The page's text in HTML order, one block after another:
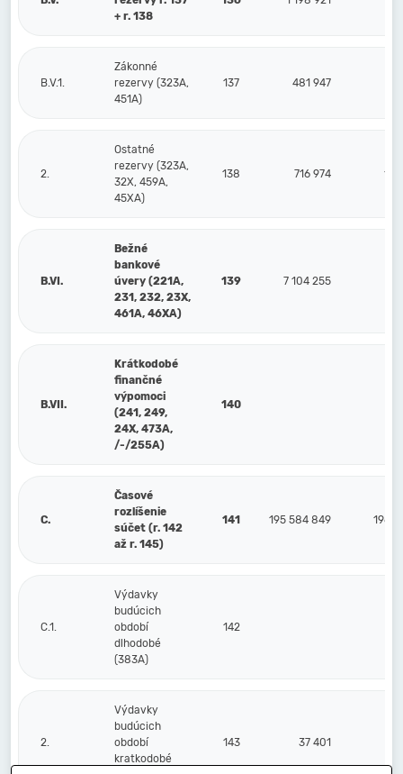
+ r. 138
B.V.1.
Zákonné
rezervy (323A,
451A)
137 481 947
2.
Ostatné
rezervy (323A,
32X, 459A,
45XA)
138 716 974 1
B.VI.
Bežné
bankové
úvery (221A,
231, 232, 23X,
461A, 46XA)
139 7 104 255
B.VII.
Krátkodobé
finančné
výpomoci
(241, 249,
24X, 473A,
/-/255A)
140
C.
Časové
rozlíšenie
súčet (r. 142
až r. 145)
141 195 584 849 196
C.1.
Výdavky
budúcich
období
dlhodobé
(383A)
142
2.
Výdavky
budúcich
období
kratkodobé
143 37 401